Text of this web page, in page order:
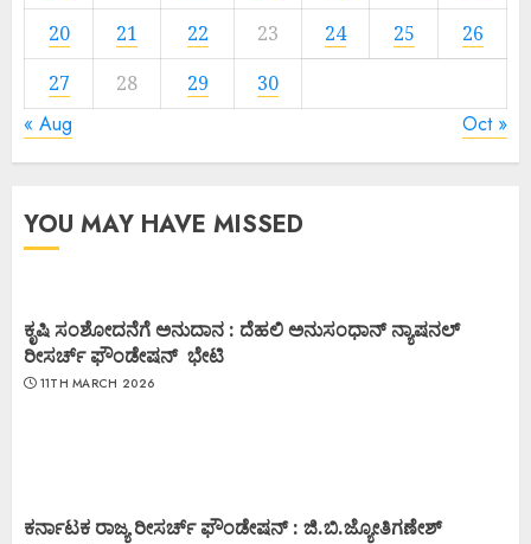
20
21 22 23 24 25
26
27
28 29 30
« Aug Oct »
YOU MAY HAVE MISSED
ಕೃಷಿ ಸಂಶೋದನೆಗೆ ಅನುದಾನ : ದೆಹಲಿ ಅನುಸಂಧಾನ್ ನ್ಯಾಷನಲ್
ರೀಸರ್ಚ್ ಫೌಂಡೇಷನ್ ಭೇಟಿ
11TH MARCH 2026
ಕರ್ನಾಟಕ ರಾಜ್ಯ ರೀಸರ್ಚ್ ಫೌಂಡೇಷನ್ : ಜಿ.ಬಿ.ಜ್ಯೋತಿಗಣೇಶ್